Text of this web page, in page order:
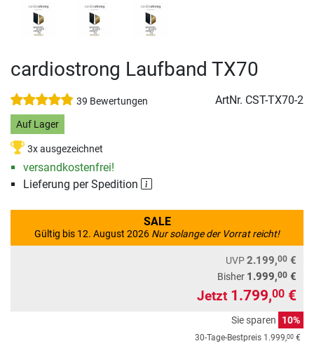
cardiostrong Laufband TX70
39 Bewertungen ArtNr. CST-TX70-2
Auf Lager
3x ausgezeichnet
versandkostenfrei!
Lieferung per Spedition
SALE
Gültig bis 12. August 2026 Nur solange der Vorrat reicht!
UVP2.199,00 €
Bisher 1.999,00 €
Jetzt 1.799,00 €
Sie sparen 10%
30-Tage-Bestpreis 1.999,00 €